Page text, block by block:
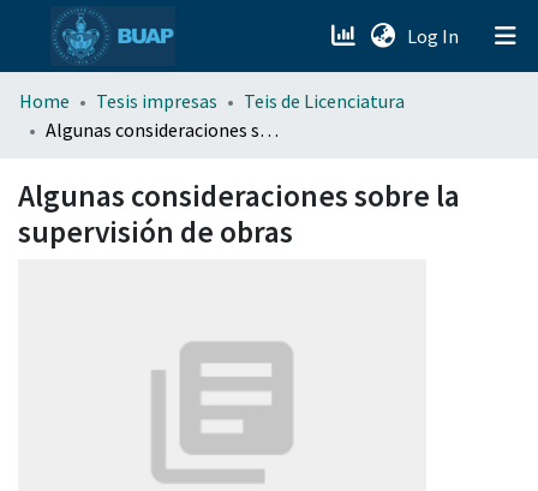
Log In (current)
menu.section.about_menu
Home Tesis impresas
Teis de Licenciatura
Algunas consideraciones sobre la supervisión de obras
Algunas consideraciones sobre la
supervisión de obras